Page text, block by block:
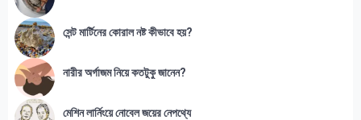
সেন্ট মার্টিনের কোরাল নষ্ট কীভাবে হয়?
নারীর অর্গাজম নিয়ে কতটুকু জানেন?
মেশিন লার্নিংয়ে নোবেল জয়ের নেপথ্যে